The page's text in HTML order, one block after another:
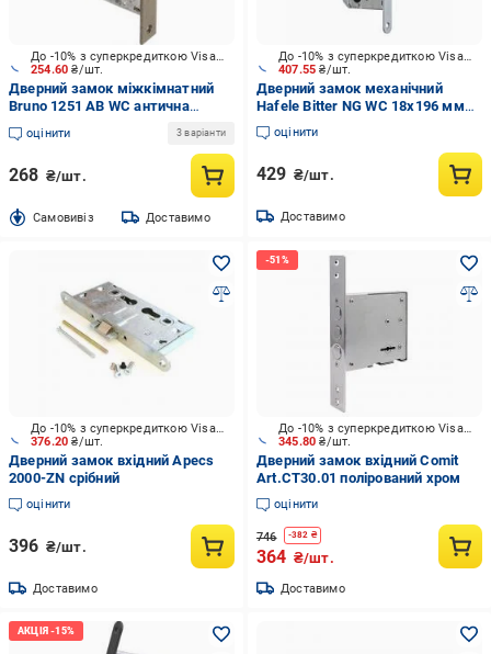
254.60₴/шт.
До -10% з суперкредиткою Visa Вигода
Дверний замок міжкімнатний
Bruno 1251 AB WC антична
латунь
оцінити 3 варіанти
268 ₴/шт.
Cамовивіз Доставимо
407.55₴/шт.
До -10% з суперкредиткою Visa Вигода
Дверний замок механічний
Hafele Bitter NG WC 18х196 мм
матовий хром
оцінити
429 ₴/шт.
Доставимо
376.20₴/шт.
До -10% з суперкредиткою Visa Вигода
Дверний замок вхідний Apecs
2000-ZN срібний
оцінити
396 ₴/шт.
Доставимо
345.80₴/шт.
До -10% з суперкредиткою Visa Вигода
Дверний замок вхідний Comit
Art.CТ30.01 полірований хром
оцінити
746 -382 ₴
364 ₴/шт.
Доставимо